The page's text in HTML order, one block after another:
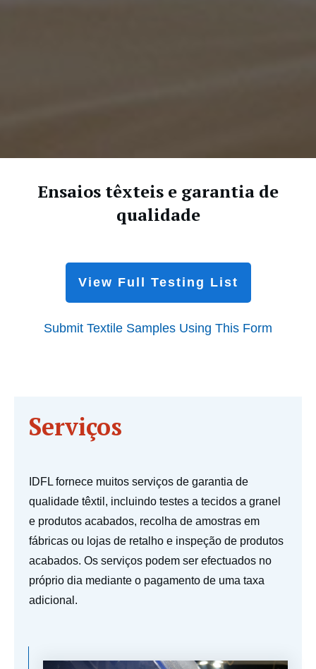
Ensaios têxteis e garantia de
qualidade
View Full Testing List
Submit Textile Samples Using This Form
Serviços
IDFL fornece muitos serviços de garantia de
qualidade têxtil, incluindo testes a tecidos a granel
e produtos acabados, recolha de amostras em
fábricas ou lojas de retalho e inspeção de produtos
acabados. Os serviços podem ser efectuados no
próprio dia mediante o pagamento de uma taxa
adicional.